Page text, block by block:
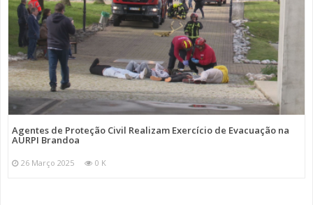
Agentes de Proteção Civil Realizam Exercício de Evacuação na
AURPI Brandoa
26 Março 2025 0 K